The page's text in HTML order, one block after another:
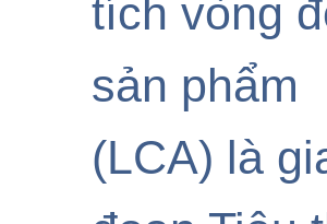
tích vòng
sản phẩm
(LCA) là